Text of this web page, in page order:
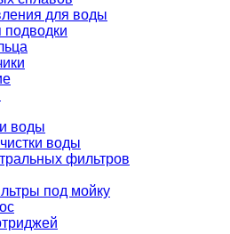
для воды
подводки
воды
воды
фильтров
под мойку